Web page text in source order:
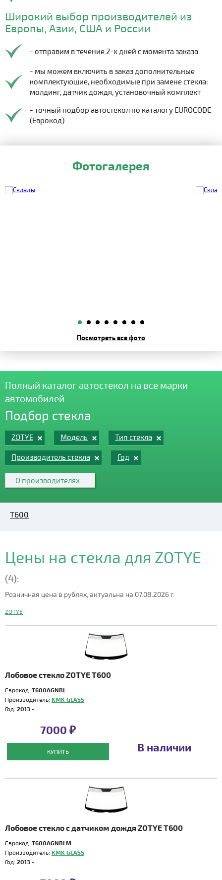
Широкий выбор производителей из
Европы, Азии, США и России
- отправим в течение 2-х дней с момента заказа
- мы можем включить в заказ дополнительные
комплектующие, необходимые при замене стекла:
молдинг, датчик дождя, установочный комплект
- точный подбор автостекол по каталогу EUROCODE
(Еврокод)
Фотогалерея
Посмотреть все фото
Полный каталог автостекол на все марки
автомобилей
Подбор стекла
ZOTYE Модель Тип стекла
Производитель стекла Год
О производителях
T600
Цены на стекла для ZOTYE
(4):
Розничная цена в рублях, актуальна на 07.08.2026 г.
ZOTYE
Лобовое стекло ZOTYE T600
Еврокод: T600AGNBL
Производитель: KMK GLASS
Год: 2013 -
7000 ₽
КУПИТЬ В наличии
Лобовое стекло с датчиком дождя ZOTYE T600
Еврокод: T600AGNBLM
Производитель: KMK GLASS
Год: 2013 -